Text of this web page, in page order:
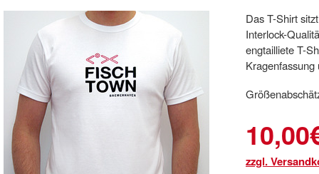
Das T-Shirt
Interlock-
engtailliete T-
zzgl.